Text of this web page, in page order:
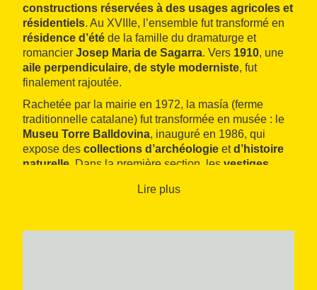
constructions réservées à des usages agricoles et
résidentiels. Au XVIIIe, l’ensemble fut transformé en
résidence d’été de la famille du dramaturge et
romancier Josep Maria de Sagarra. Vers 1910, une
aile perpendiculaire, de style moderniste, fut
finalement rajoutée.
Rachetée par la mairie en 1972, la masía (ferme
traditionnelle catalane) fut transformée en musée : le
Museu Torre Balldovina, inauguré en 1986, qui
expose des collections d’archéologie etd’histoire
naturelle. Dans la première section, les vestiges
chenet zoomorphe en fer
Lire plus